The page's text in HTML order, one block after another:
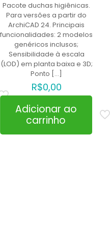
para a próxima
Pacote duchas higiênicas.
Para versões a partir do
ArchiCAD 24. Principais
funcionalidades: 2 modelos
genéricos inclusos;
Sensibilidade à escala
(LOD) em planta baixa e 3D;
Ponto […]
R$0,00
Adicionar ao
carrinho